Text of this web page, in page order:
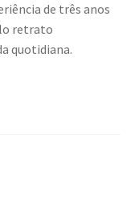
de três anos
retrato
quotidiana.